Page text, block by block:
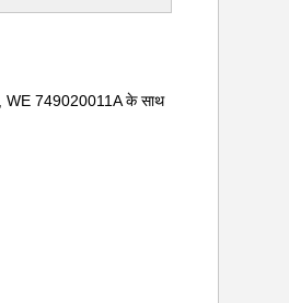
WE 749020011A के साथ